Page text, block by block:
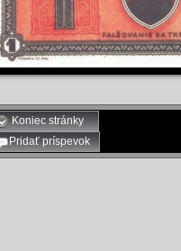
Koniec stránky
Pridať príspevok